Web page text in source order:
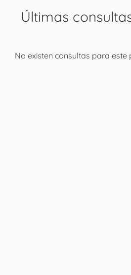
Últimas
No existen consultas para este